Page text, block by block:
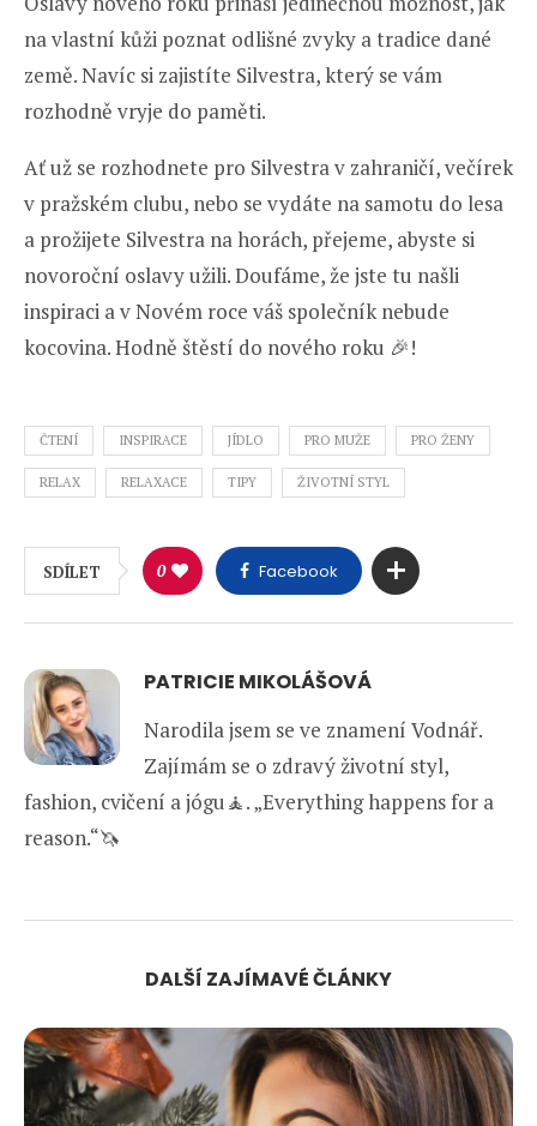
na vlastní kůži poznat odlišné zvyky a tradice dané
země. Navíc si zajistíte Silvestra, který se vám
rozhodně vryje do paměti.
Ať už se rozhodnete pro Silvestra v zahraničí, večírek
v pražském clubu, nebo se vydáte na samotu do lesa
a prožijete Silvestra na horách, přejeme, abyste si
novoroční oslavy užili. Doufáme, že jste tu našli
inspiraci a v Novém roce váš společník nebude
kocovina. Hodně štěstí do nového roku 🎉!
ČTENÍ INSPIRACE JÍDLO PRO MUŽE PRO ŽENY
RELAX RELAXACE TIPY ŽIVOTNÍ STYL
SDÍLET 0 Facebook
PATRICIE MIKOLÁŠOVÁ
Narodila jsem se ve znamení Vodnář.
Zajímám se o zdravý životní styl,
fashion, cvičení a jógu🧘. „Everything happens for a
reason.“🦄
DALŠÍ ZAJÍMAVÉ ČLÁNKY